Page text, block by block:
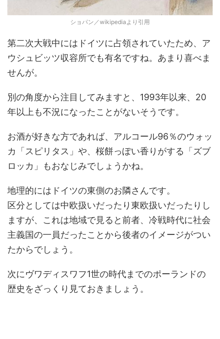
ショパン／wikipediaより引用
第二次大戦中にはドイツに占領されていたため、ア
ウシュビッツ収容所でも有名ですね。あまり喜べま
せんが。
別の角度から注目してみますと、1993年以来、20
年以上も不況になったことがないそうです。
お酒が好きな方であれば、アルコール96％のウォッ
カ「スピリタス」や、桜餅っぽい香りがする「ズブ
ロッカ」もおなじみでしょうかね。
地理的にはドイツの東側のお隣さんです。
区分としては中欧扱いだったり東欧扱いだったりし
ますが、これは地域で見ると前者、冷戦時代に社会
主義国の一員だったことから後者のイメージがつい
たからでしょう。
次にヴワディスワフ1世の時代までのポーランドの
歴史をざっくり見ておきましょう。